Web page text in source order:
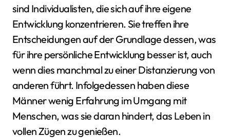
sind Individualisten, die sich auf ihre eigene
Entwicklung konzentrieren. Sie treffen ihre
Entscheidungen auf der Grundlage dessen, was
für ihre persönliche Entwicklung besser ist, auch
wenn dies manchmal zu einer Distanzierung von
anderen führt. Infolgedessen haben diese
Männer wenig Erfahrung im Umgang mit
Menschen, was sie daran hindert, das Leben in
vollen Zügen zu genießen.